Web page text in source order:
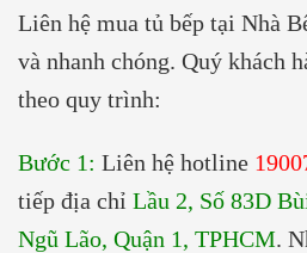
Liên hệ mua tủ bếp tại Nhà
và nhanh chóng. Quý khách
theo quy trình:
Bước 1: Liên hệ hotline
tiếp địa chỉ Lầu 2, Số 83D
Ngũ Lão, Quận 1, TPHCM.